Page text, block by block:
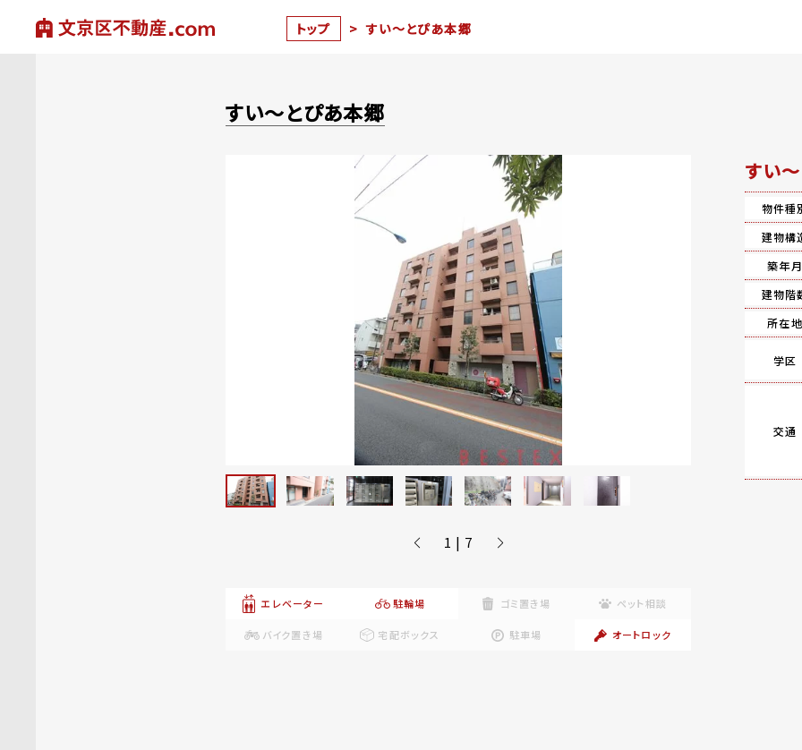
トップ > すい～とぴあ本郷
すい～とぴあ本郷
1 | 7
エレベーター 駐輪場 ゴミ置き場 ペット相談
バイク置き場 宅配ボックス 駐車場 オートロック
すい
物件種
建物構
築年月
建物階
所在地
学区
交通